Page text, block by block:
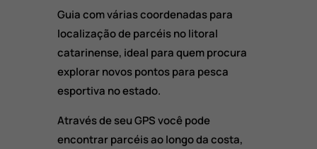
Guia com várias coordenadas para
localização de parcéis no litoral
catarinense, ideal para quem procura
explorar novos pontos para pesca
esportiva no estado.
Através de seu GPS você pode
encontrar parcéis ao longo da costa,